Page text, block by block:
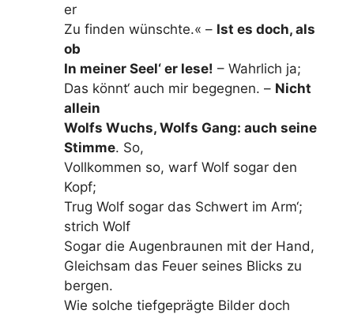
er
Zu finden wünschte.« – Ist es doch, als
ob
In meiner Seel‘ er lese! – Wahrlich ja;
Das könnt‘ auch mir begegnen. – Nicht
allein
Wolfs Wuchs, Wolfs Gang: auch seine
Stimme. So,
Vollkommen so, warf Wolf sogar den
Kopf;
Trug Wolf sogar das Schwert im Arm‘;
strich Wolf
Sogar die Augenbraunen mit der Hand,
Gleichsam das Feuer seines Blicks zu
bergen.
Wie solche tiefgeprägte Bilder doch